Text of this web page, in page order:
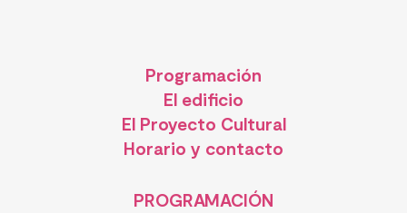
Programación
El edificio
El Proyecto Cultural
Horario y contacto
PROGRAMACIÓN